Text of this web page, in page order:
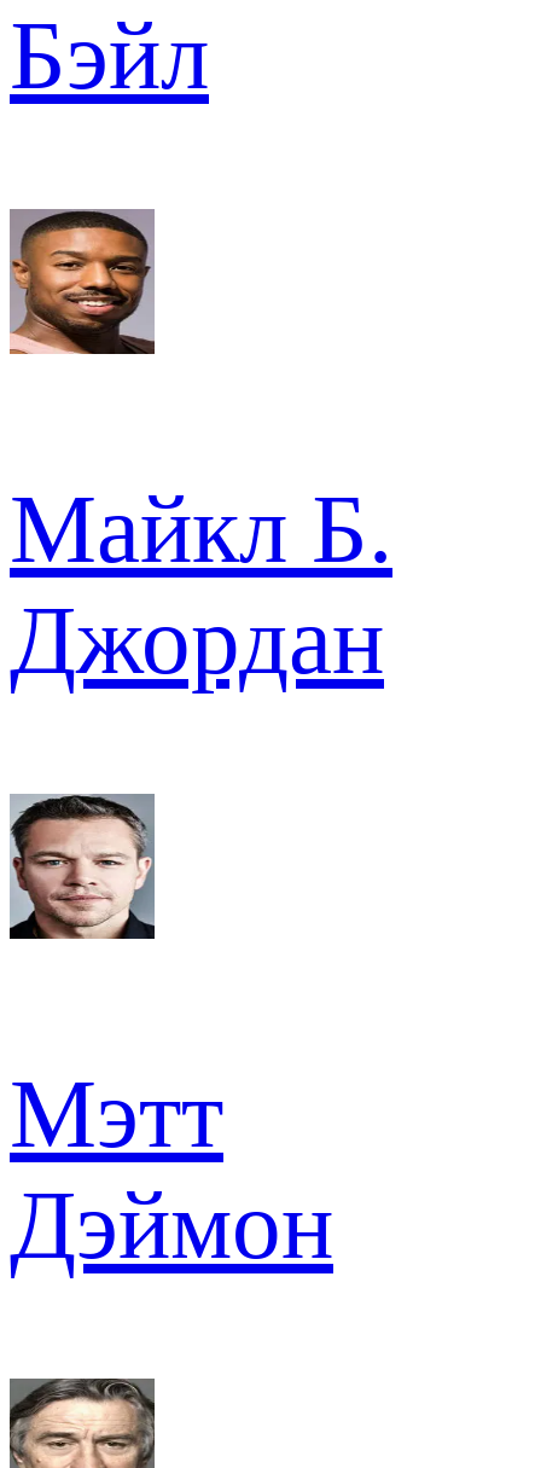
Бэйл
Майкл Б.
Джордан
Мэтт
Дэймон